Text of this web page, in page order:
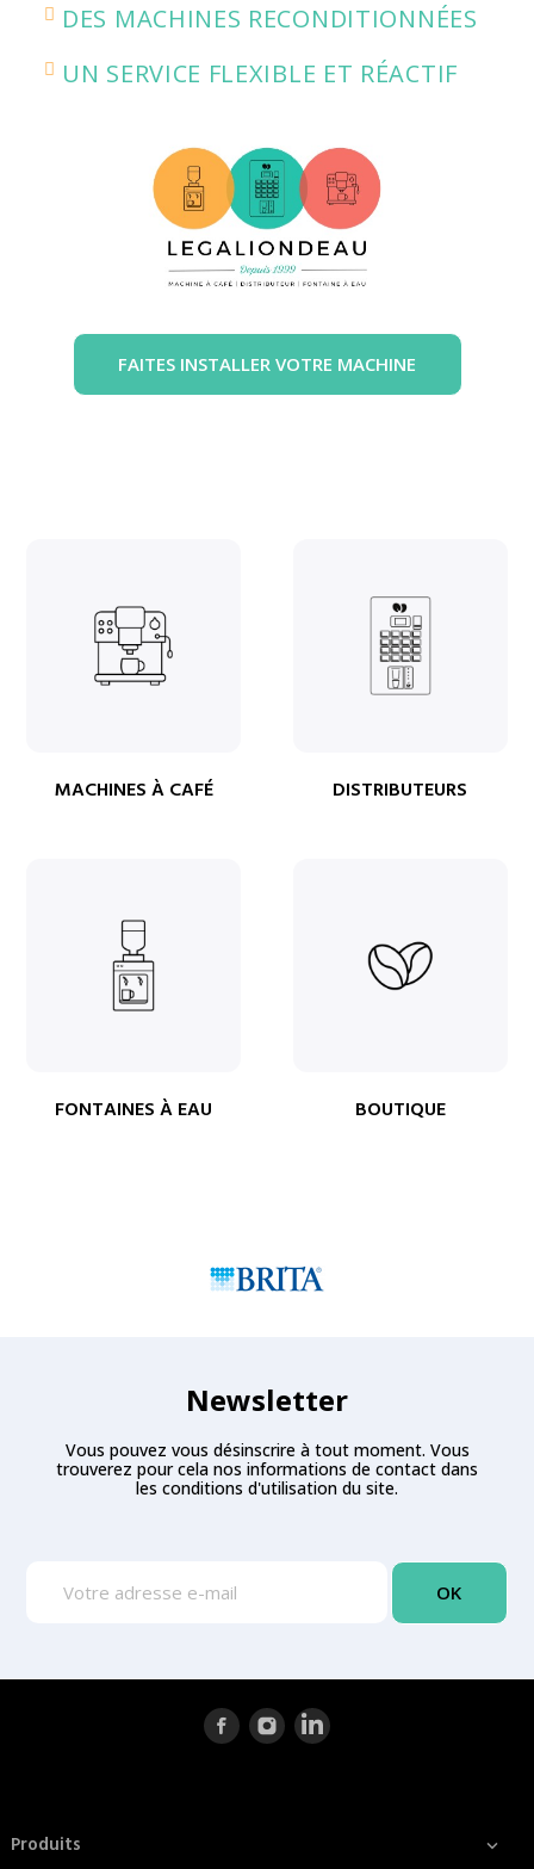
DES MACHINES RECONDITIONNÉES
UN SERVICE FLEXIBLE ET RÉACTIF
FAITES INSTALLER VOTRE MACHINE
MACHINES À CAFÉ DISTRIBUTEURS
FONTAINES À EAU BOUTIQUE
Newsletter
Vous pouvez vous désinscrire à tout moment. Vous
trouverez pour cela nos informations de contact dans
les conditions d'utilisation du site.
Produits 